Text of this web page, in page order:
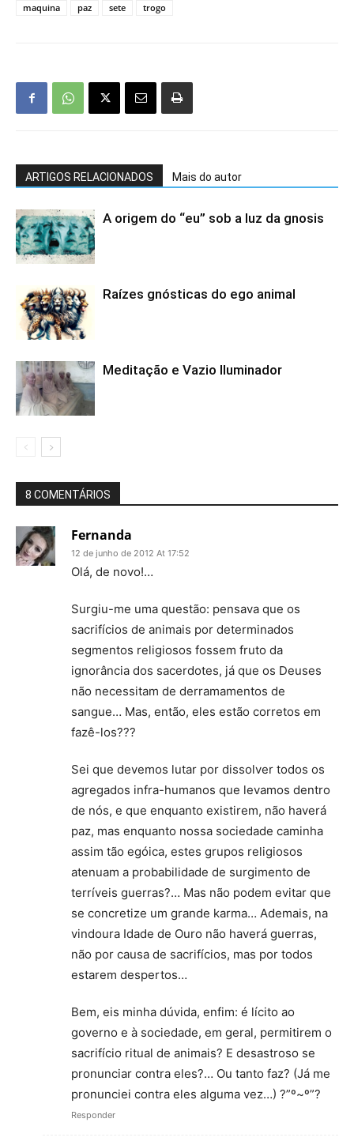
maquina paz sete trogo
ARTIGOS RELACIONADOS Mais do autor
A origem do “eu” sob a luz da gnosis
Raízes gnósticas do ego animal
Meditação e Vazio Iluminador
8 COMENTÁRIOS
Fernanda
12 de junho de 2012 At 17:52
Olá, de novo!…
Surgiu-me uma questão: pensava que os
sacrifícios de animais por determinados
segmentos religiosos fossem fruto da
ignorância dos sacerdotes, já que os Deuses
não necessitam de derramamentos de
sangue… Mas, então, eles estão corretos em
fazê-los???
Sei que devemos lutar por dissolver todos os
agregados infra-humanos que levamos dentro
de nós, e que enquanto existirem, não haverá
paz, mas enquanto nossa sociedade caminha
assim tão egóica, estes grupos religiosos
atenuam a probabilidade de surgimento de
terríveis guerras?… Mas não podem evitar que
se concretize um grande karma… Ademais, na
vindoura Idade de Ouro não haverá guerras,
não por causa de sacrifícios, mas por todos
estarem despertos…
Bem, eis minha dúvida, enfim: é lícito ao
governo e à sociedade, em geral, permitirem o
sacrifício ritual de animais? E desastroso se
pronunciar contra eles?… Ou tanto faz? (Já me
pronunciei contra eles alguma vez…) ?”º~º”?
Responder